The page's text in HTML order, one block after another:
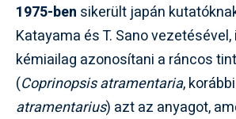
1975-ben sikerült japán
Katayama és T. Sano
kémiailag azonosítani a ráncos
(Coprinopsis atramentaria,
atramentarius) azt az anyagot,